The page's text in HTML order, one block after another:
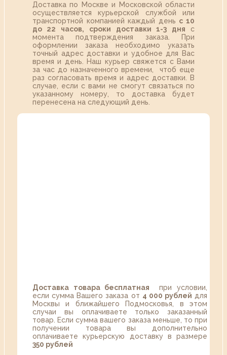
Доставка по Москве и Московской области
осуществляется курьерской службой или
транспортной компанией каждый день с 10
до 22 часов,
сроки доставки 1-3 дня с
момента подтверждения заказа. При
оформлении заказа необходимо указать
точный адрес доставки и удобное для Вас
время и день. Наш курьер свяжется с Вами
за час до назначенного времени, чтоб еще
раз согласовать время и адрес доставки. В
случае, если с вами не смогут связаться по
указанному номеру, то доставка будет
перенесена на следующий день.
Доставка товара бесплатная при условии,
если сумма Вашего заказа от 4 000 рублей для
Москвы и ближайшего Подмосковья, в этом
случаи вы оплачиваете только заказанный
товар. Если сумма вашего заказа меньше, то при
получении товара вы дополнительно
оплачиваете курьерскую доставку в размере
350 рублей